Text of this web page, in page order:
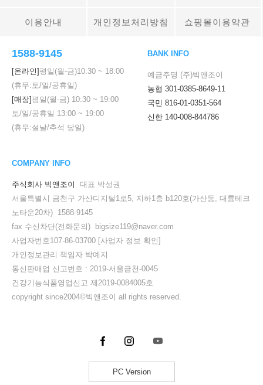
이용안내 개인정보처리방침 쇼핑몰이용약관
1588-9145
[온라인]평일(월-금)10:30 ~ 18:00
(휴무:토/일/공휴일)
[매장]평일(월-금) 10:30 ~ 19:00
토/일/공휴일 13:00 ~ 19:00
(휴무:설날/추석 당일)
BANK INFO
예금주명 (주)빅앤조이
농협 301-0385-8649-11
국민 816-01-0351-564
신한 140-008-844786
COMPANY INFO
주식회사 빅앤조이
대표 박성권
서울특별시 금천구 가산디지털1로5, 지하1층 b120호(가산동, 대륭테크
노타운20차) 1588-9145
fax 수신차단(전화문의) bigsize119@naver.com
사업자번호107-86-03700 [사업자 정보 확인]
개인정보관리 책임자 박예지
통신판매업 신고번호 : 2019-서울금천-0045
건강기능식품영업신고 제2019-0084005호
copyright since2004©빅앤조이 all rights reserved.
PC Version